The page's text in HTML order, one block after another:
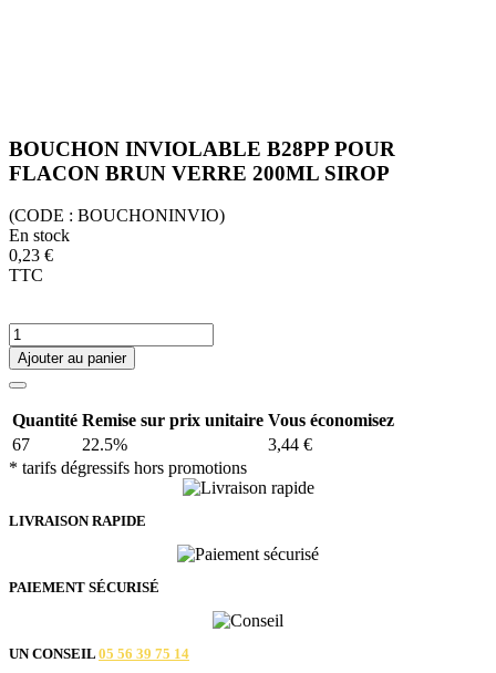
BOUCHON INVIOLABLE B28PP POUR
FLACON BRUN VERRE 200ML SIROP
(CODE : BOUCHONINVIO)
En stock
0,23 €
TTC
Ajouter au panier
Quantité Remise sur prix unitaire Vous économisez
67
22.5%
3,44 €
* tarifs dégressifs hors promotions
LIVRAISON RAPIDE
PAIEMENT SÉCURISÉ
UN CONSEIL 05 56 39 75 14